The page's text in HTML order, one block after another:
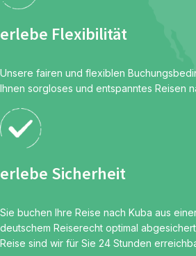
erlebe Flexibilität
Unsere fairen und flexiblen
Ihnen sorgloses und entspanntes Reisen
erlebe Sicherheit
Sie buchen Ihre Reise nach Kuba aus
deutschem Reiserecht optimal
Reise sind wir für Sie 24 Stunden